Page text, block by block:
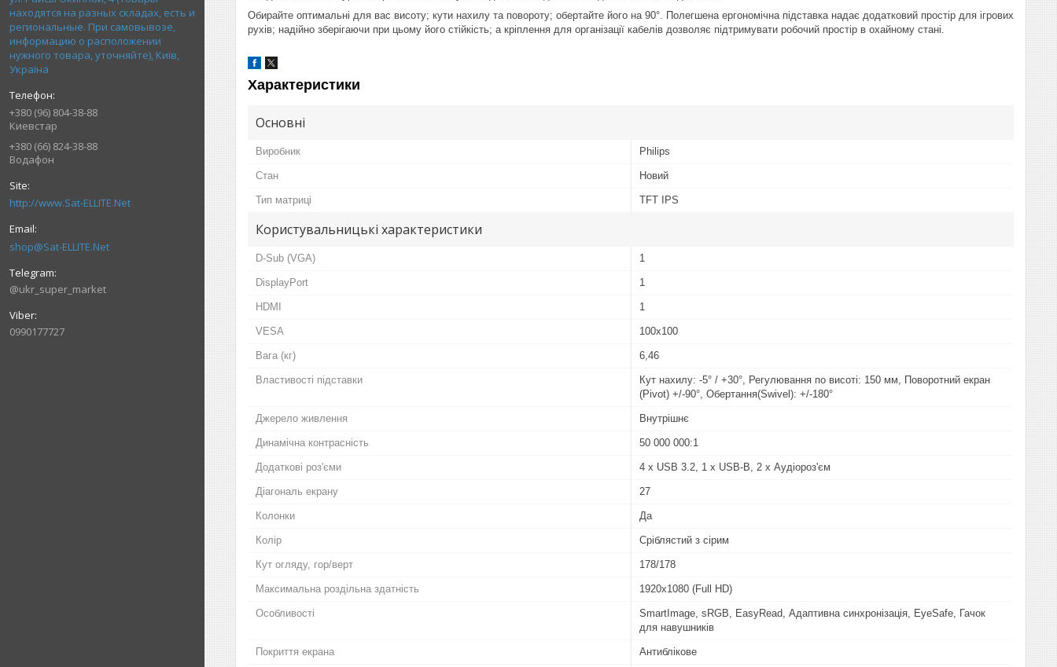
находятся на разных складах, есть и
региональные. При самовывозе,
информацию о расположении
нужного товара, уточняйте), Київ,
Україна
+380 (96) 804-38-88
Киевстар
+380 (66) 824-38-88
Водафон
http://www.Sat-ELLITE.Net
shop@Sat-ELLITE.Net
@ukr_super_market
0990177727
Обирайте оптимальні для вас висоту; кути нахилу та повороту; обертайте його на 90°. Полегшена ергономічна підставка надає додатковий простір для ігрових
рухів; надійно зберігаючи при цьому його стійкість; а кріплення для організації кабелів дозволяє підтримувати робочий простір в охайному стані.
Характеристики
Основні
Виробник Philips
Стан Новий
Тип матриці TFT IPS
Користувальницькі характеристики
D-Sub (VGA) 1
DisplayPort 1
HDMI 1
VESA 100x100
Вага (кг) 6,46
Властивості підставки
Кут нахилу: -5° / +30°, Регулювання по висоті: 150 мм, Поворотний екран
(Pivot) +/-90°, Обертання(Swivel): +/-180°
Джерело живлення Внутрішнє
Динамічна контрасність 50 000 000:1
Додаткові роз'єми 4 x USB 3.2, 1 x USB-B, 2 x Аудіороз'єм
Діагональ екрану 27
Колонки Да
Колір Сріблястий з сірим
Кут огляду, гор/верт 178/178
Максимальна роздільна здатність 1920x1080 (Full HD)
Особливості
SmartImage, sRGB, EasyRead, Адаптивна синхронізація, EyeSafe, Гачок
для навушників
Покриття екрана Антиблікове